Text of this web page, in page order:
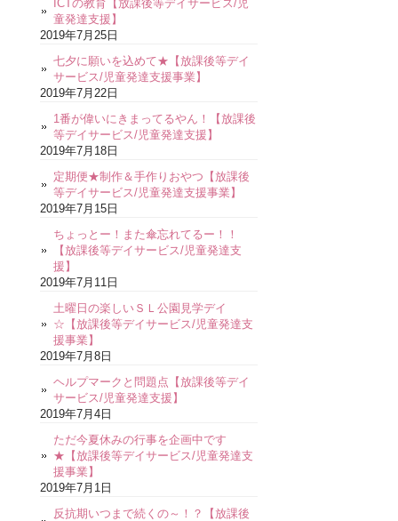
ICTの教育【放課後等デイサービス/児
童発達支援】
2019年7月25日
七夕に願いを込めて★【放課後等デイ
サービス/児童発達支援事業】
2019年7月22日
1番が偉いにきまってるやん！【放課後
等デイサービス/児童発達支援】
2019年7月18日
定期便★制作＆手作りおやつ【放課後
等デイサービス/児童発達支援事業】
2019年7月15日
ちょっとー！また傘忘れてるー！！
【放課後等デイサービス/児童発達支
援】
2019年7月11日
土曜日の楽しいＳＬ公園見学デイ
☆【放課後等デイサービス/児童発達支
援事業】
2019年7月8日
ヘルプマークと問題点【放課後等デイ
サービス/児童発達支援】
2019年7月4日
ただ今夏休みの行事を企画中です
★【放課後等デイサービス/児童発達支
援事業】
2019年7月1日
反抗期いつまで続くの～！？【放課後